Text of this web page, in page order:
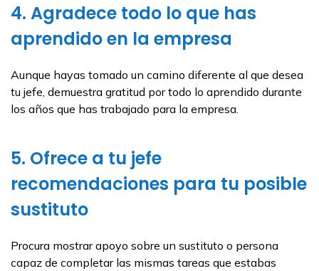
4. Agradece todo lo que has
aprendido en la empresa
Aunque hayas tomado un camino diferente al que desea
tu jefe, demuestra gratitud por todo lo aprendido durante
los años que has trabajado para la empresa.
5. Ofrece a tu jefe
recomendaciones para tu posible
sustituto
Procura mostrar apoyo sobre un sustituto o persona
capaz de completar las mismas tareas que estabas